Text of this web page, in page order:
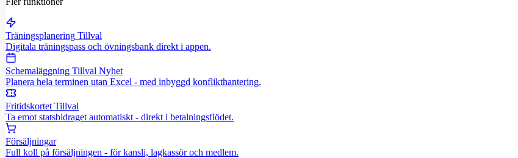
Träningsplanering Tillval
Digitala träningspass och övningsbank direkt i appen.
Schemaläggning Tillval Nyhet
Planera hela terminen utan Excel - med inbyggd konflikthantering.
Fritidskortet Tillval
Ta emot statsbidraget automatiskt - direkt i betalningsflödet.
Försäljningar
Full koll på försäljningen - för kansli, lagkassör och medlem.